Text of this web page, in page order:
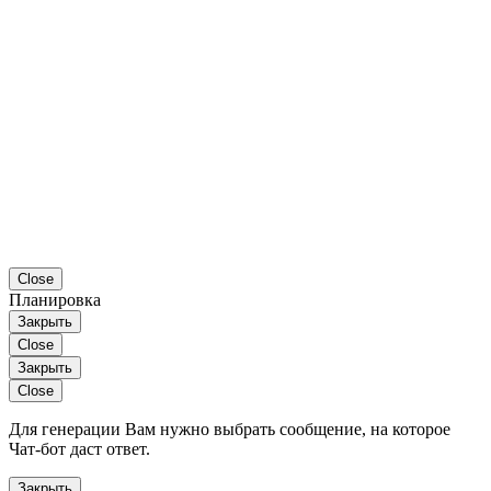
Close
Планировка
Закрыть
Close
Закрыть
Close
Для генерации Вам нужно выбрать сообщение, на которое
Чат-бот даст ответ.